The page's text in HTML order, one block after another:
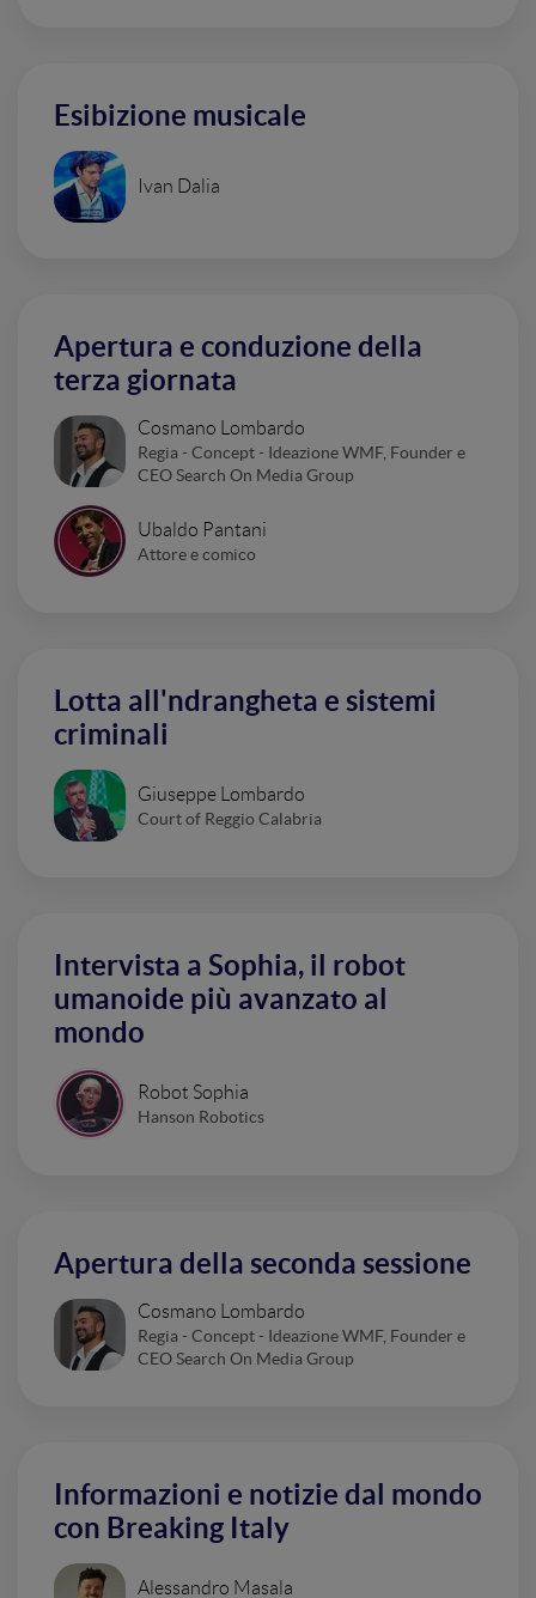
Esibizione musicale
Ivan Dalia
Apertura e conduzione della
terza giornata
Cosmano Lombardo
Regia - Concept - Ideazione WMF, Founder e
CEO Search On Media Group
Ubaldo Pantani
Attore e comico
Lotta all'ndrangheta e sistemi
criminali
Giuseppe Lombardo
Court of Reggio Calabria
Intervista a Sophia, il robot
umanoide più avanzato al
mondo
Robot Sophia
Hanson Robotics
Apertura della seconda sessione
Cosmano Lombardo
Regia - Concept - Ideazione WMF, Founder e
CEO Search On Media Group
Informazioni e notizie dal mondo
con Breaking Italy
Alessandro Masala